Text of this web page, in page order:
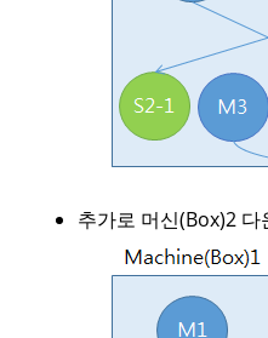
추가로 머신(Box)2